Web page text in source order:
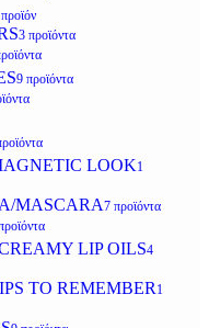
3 προϊόντα
9 προϊόντα
LOOK1
MASCARA7 προϊόντα
LIP OILS4
TO REMEMBER 1